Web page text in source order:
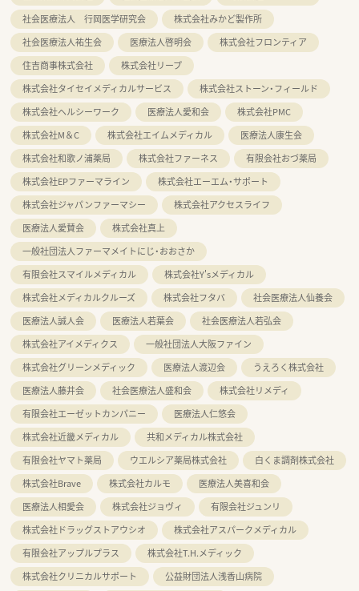
社会医療法人 行岡医学研究会
株式会社みかど製作所
社会医療法人祐生会
医療法人啓明会
株式会社フロンティア
住吉商事株式会社
株式会社リープ
株式会社タイセイメディカルサービス
株式会社ストーン・フィールド
株式会社ヘルシーワーク
医療法人愛和会
株式会社PMC
株式会社M＆C
株式会社エイムメディカル
医療法人康生会
株式会社和歌ノ浦薬局
株式会社ファーネス
有限会社おづ薬局
株式会社EPファーマライン
株式会社エーエム・サポート
株式会社ジャパンファーマシー
株式会社アクセスライフ
医療法人愛賛会
株式会社真上
一般社団法人ファーマメイトにじ・おおさか
有限会社スマイルメディカル
株式会社Y'sメディカル
株式会社メディカルクルーズ
株式会社フタバ
社会医療法人仙養会
医療法人誠人会
医療法人若葉会
社会医療法人若弘会
株式会社アイメディクス
一般社団法人大阪ファイン
株式会社グリーンメディック
医療法人渡辺会
うえろく株式会社
医療法人藤井会
社会医療法人盛和会
株式会社リメディ
有限会社エーゼットカンパニー
医療法人仁悠会
株式会社近畿メディカル
共和メディカル株式会社
有限会社ヤマト薬局
ウエルシア薬局株式会社
白くま調剤株式会社
株式会社Brave
株式会社カルモ
医療法人美喜和会
医療法人相愛会
株式会社ジョヴィ
有限会社ジュンリ
株式会社ドラッグストアウシオ
株式会社アスパークメディカル
有限会社アップルプラス
株式会社T.H.メディック
株式会社クリニカルサポート
公益財団法人浅香山病院